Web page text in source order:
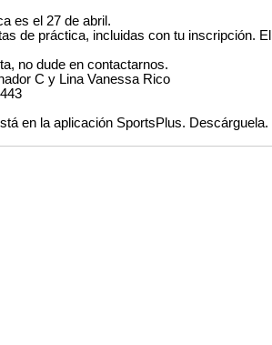
es el 27 de abril.
de práctica, incluidas con tu inscripción.
no dude en contactarnos.
C y Lina Vanessa Rico
en la aplicación SportsPlus. Descárguela.